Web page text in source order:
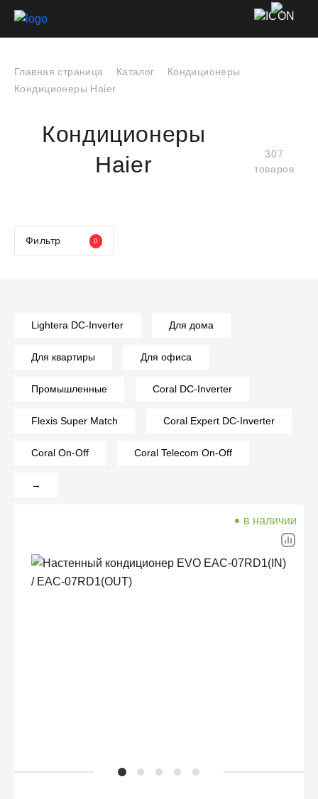
Главная страница Каталог
Кондиционеры
Кондиционеры Haier
Кондиционеры
Haier
307
товаров
Фильтр 0
Lightera DC-Inverter Для дома
Для квартиры Для офиса
Промышленные Coral DC-Inverter
Flexis Super Match Coral Expert DC-Inverter
Coral On-Off Coral Telecom On-Off
→
в наличии